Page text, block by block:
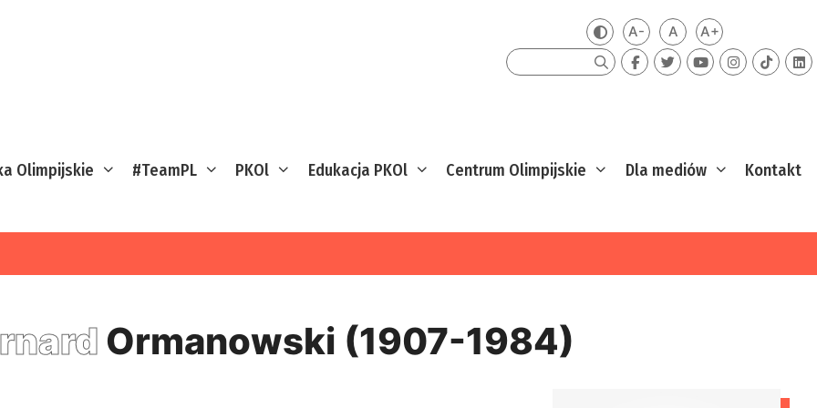
Zmień kontrast
A-Mniejsza czcionka
ADomyślna czcionka
A+Większa
Szukaj
Olimpijskie #TeamPL PKOl Edukacja PKOl Centrum Olimpijskie Dla mediów Kontakt
Ormanowski (1907-1984)